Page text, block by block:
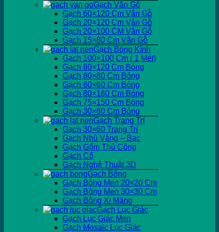
Gạch Vân Gỗ
Gạch 60×120 Cm Vân Gỗ
Gạch 20×120 Cm Vân Gỗ
Gạch 20×100 CM Vân Gỗ
Gạch 15×80 Cm Vân Gỗ
Gạch Bóng Kính
Gạch 100×100 Cm ( 1 Mét)
Gạch 60×120 Cm Bóng
Gạch 80×80 Cm Bóng
Gạch 60×60 Cm Bóng
Gạch 80×160 Cm Bóng
Gạch 75×150 Cm Bóng
Gạch 30×60 Cm Bóng
Gạch Trang Trí
Gạch 30×60 Trang Trí
Gạch Nhủ Vàng – Bạc
Gạch Gốm Thủ Công
Gạch Cổ
Gạch Nghệ Thuật 3D
Gạch Bông
Gạch Bông Men 20×20 Cm
Gạch Bông Men 30×30 Cm
Gạch Bông Xi Măng
Gạch Lục Giác
Gạch Lục Giác Men
Gạch Mosaic Lục Giác